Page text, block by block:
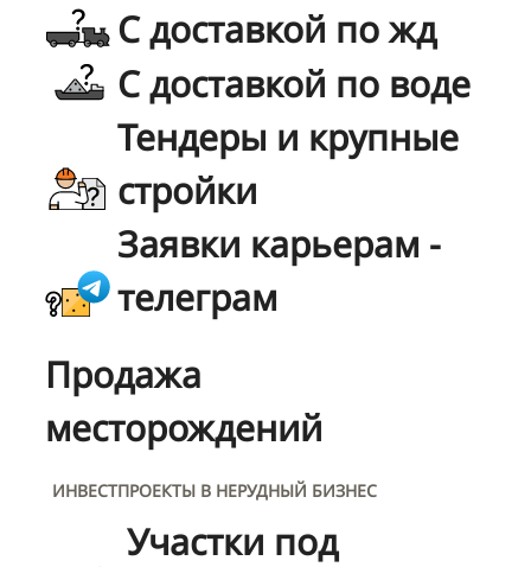
С доставкой по жд
С доставкой по воде
Тендеры и крупные
стройки
Заявки карьерам -
телеграм
Продажа
месторождений
ИНВЕСТПРОЕКТЫ В НЕРУДНЫЙ БИЗНЕС
Участки под